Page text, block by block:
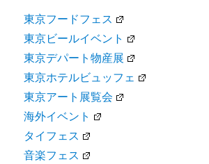
東京フードフェス
東京ビールイベント
東京デパート物産展
東京ホテルビュッフェ
東京アート展覧会
海外イベント
タイフェス
音楽フェス